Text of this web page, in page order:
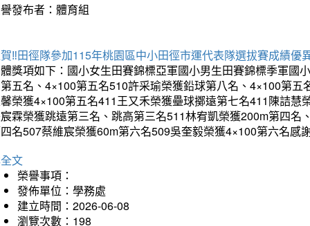
發布者：體育組
‼️田徑隊參加115年桃園區中小田徑市運代表隊選拔賽成績優
獎項如下：國小女生田賽錦標亞軍國小男生田賽錦標季軍國
五名、4×100第五名510許采瑜榮獲鉛球第八名、4×100第
榮獲4×100第五名411王又禾榮獲壘球擲遠第七名411陳詰
霖榮獲跳遠第三名、跳高第三名511林宥凱榮獲200m第四
名507蔡維宸榮獲60m第六名509吳奎毅榮獲4×100第六名
文
榮譽事項：
發佈單位：學務處
建立時間：2026-06-08
瀏覽次數：198